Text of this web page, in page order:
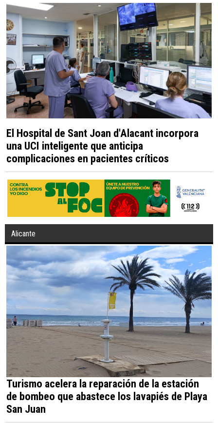
El Hospital de Sant Joan d'Alacant incorpora
una UCI inteligente que anticipa
complicaciones en pacientes críticos
Alicante
Turismo acelera la reparación de la estación
de bombeo que abastece los lavapiés de Playa
San Juan